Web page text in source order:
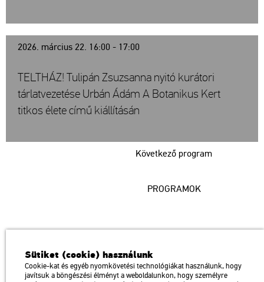
2026. március 22. 16:00 - 17:00
Következő program
TELTHÁZ! Tulipán Zsuzsanna nyitó kurátori
tárlatvezetése Urbán Ádám A Botanikus Kert
titkos élete című kiállításán
PROGRAMOK
a Magyar Művészeti Akadémia intézménye
1146 Budapest, Dózsa György út 37.
Sütiket (cookie) használunk
Cookie-kat és egyéb nyomkövetési technológiákat használunk, hogy
javítsuk a böngészési élményt a weboldalunkon, hogy személyre